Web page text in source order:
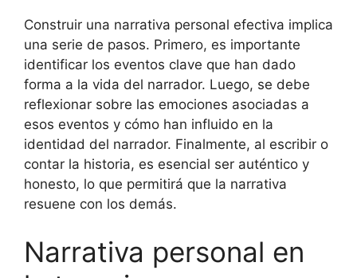
Construir una narrativa personal efectiva implica
una serie de pasos. Primero, es importante
identificar los eventos clave que han dado
forma a la vida del narrador. Luego, se debe
reflexionar sobre las emociones asociadas a
esos eventos y cómo han influido en la
identidad del narrador. Finalmente, al escribir o
contar la historia, es esencial ser auténtico y
honesto, lo que permitirá que la narrativa
resuene con los demás.
Narrativa personal en